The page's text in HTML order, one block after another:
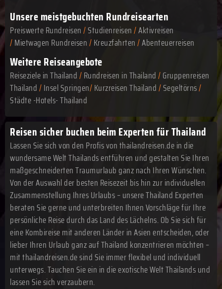
Unsere meistgebuchten Rundreisearten
Preiswerte Rundreisen/Studienreisen/Aktivreisen
/Mietwagen Rundreisen/Kreuzfahrten/Abenteuerreisen
Weitere Reiseangebote
Reiseziele in Thailand/Rundreisen in Thailand/Gruppenreisen
Thailand/Insel Springen/Kurzreisen Thailand/Segeltörns/
Städte -Hotels- Thailand
Reisen sicher buchen beim Experten für Thailand
Lassen Sie sich von den Profis von thailandreisen.de in die
wundersame Welt Thailands entführen und gestalten Sie Ihren
maßgeschneiderten Traumurlaub ganz nach Ihren Wünschen.
Von der Auswahl der besten Reisezeit bis hin zur individuellen
Zusammenstellung Ihres Urlaubs – unsere Thailand Experten
beraten Sie gerne und unterbreiten Ihnen Vorschläge für Ihre
persönliche Reise durch das Land des Lächelns. Ob Sie sich für
eine Kombireise mit anderen Länder in Asien entscheiden, oder
lieber Ihren Urlaub ganz auf Thailand konzentrieren möchten –
mit thailandreisen.de sind Sie immer flexibel und individuell
unterwegs. Tauchen Sie ein in die exotische Welt Thailands und
lassen Sie sich verzaubern.